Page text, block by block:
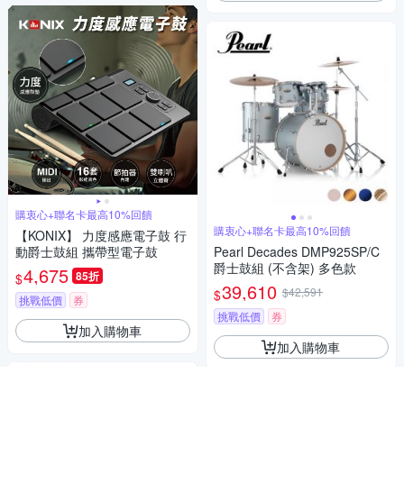
購衷心+聯名卡最高10%回饋
【KONIX】 力度感應電子鼓 行
動爵士鼓組 攜帶型電子鼓
$4,675 85折
挑戰低價 券
加入購物車
購衷心+聯名卡最高10%回饋
Pearl Decades DMP925SP/C
爵士鼓組 (不含架) 多色款
$39,610 $42,591
挑戰低價
券
加入購物車